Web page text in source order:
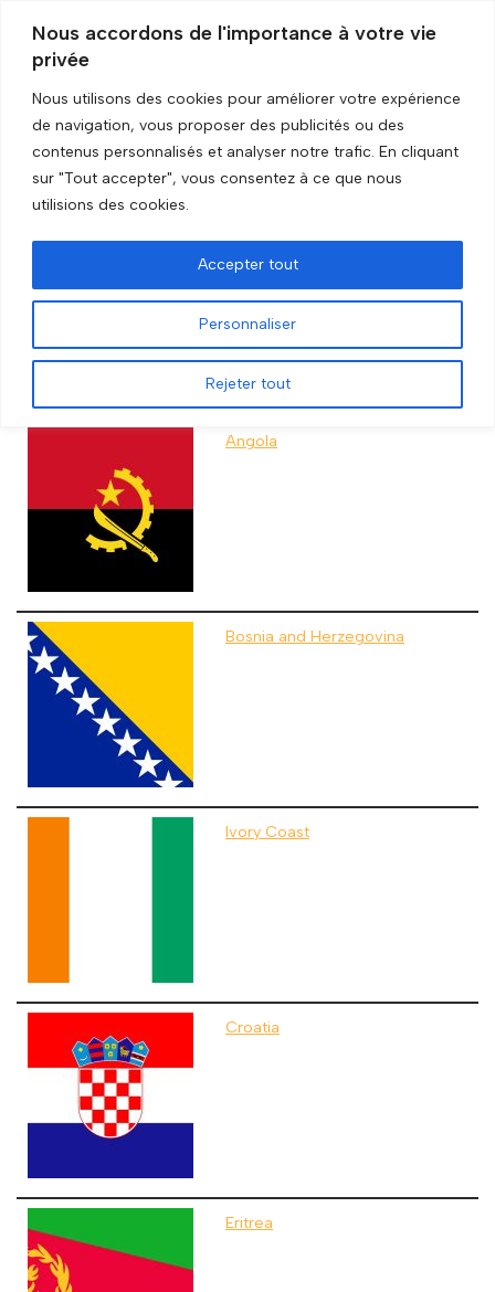
Nous accordons de l'importance à votre vie
privée
Nous utilisons des cookies pour améliorer votre expérience
de navigation, vous proposer des publicités ou des
contenus personnalisés et analyser notre trafic. En cliquant
sur "Tout accepter", vous consentez à ce que nous
utilisions des cookies.
Personnaliser
Rejeter tout
Accepter tout
Skip
to
content
Accueil»Lifted
Lifted
Title
Angola
Bosnia and Herzegovina
Ivory Coast
Croatia
Eritrea